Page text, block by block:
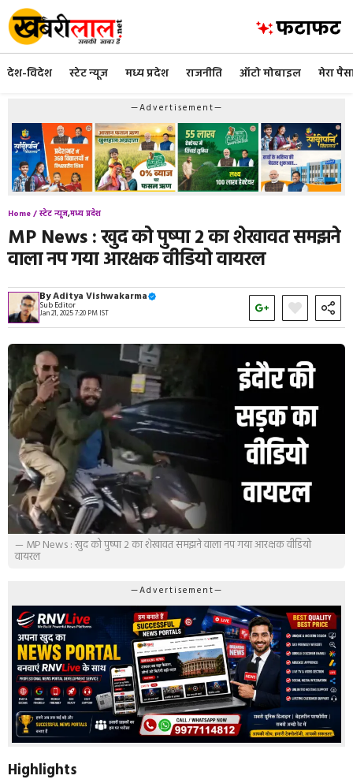
Skip
to
content
देश-विदेश स्टेट न्यूज मध्य प्रदेश राजनीति ऑटो मोबाइल मेरा
—Advertisement—
Home /स्टेट न्यूज,मध्य प्रदेश
MP News : खुद को पुष्पा 2 का शेखावत समझने
वाला नप गया आरक्षक वीडियो वायरल
ByAditya Vishwakarma
Sub Editor
Jan 21, 2025 7:20 PM IST
— MP News : खुद को पुष्पा 2 का शेखावत समझने वाला नप गया आरक्षक वीडियो
वायरल
—Advertisement—
Highlights